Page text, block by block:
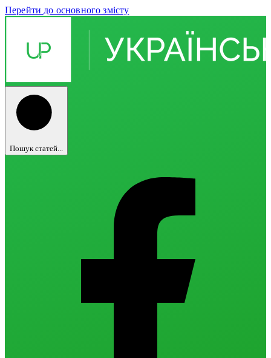
Перейти до основного змісту
Пошук статей...